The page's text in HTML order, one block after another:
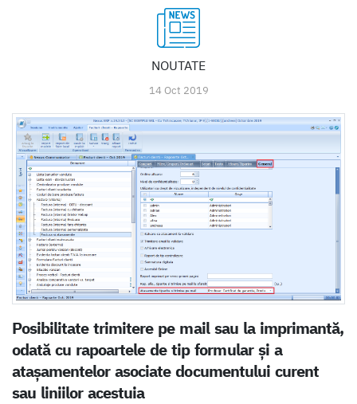
NOUTATE
14 Oct 2019
Posibilitate trimitere pe mail sau la imprimantă,
odată cu rapoartele de tip formular și a
atașamentelor asociate documentului curent
sau liniilor acestuia